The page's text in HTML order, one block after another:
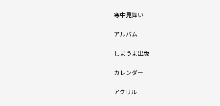
寒中見舞い
アルバム
しまうま出版
カレンダー
アクリル